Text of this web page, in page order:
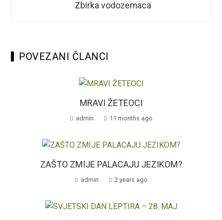
Zbirka vodozemaca
POVEZANI ČLANCI
MRAVI ŽETEOCI
admin 11 months ago
ZAŠTO ZMIJE PALACAJU JEZIKOM?
admin 2 years ago